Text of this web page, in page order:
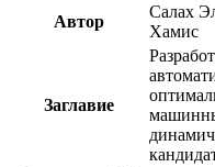
Автор
Салах
Хамис
Заглавие